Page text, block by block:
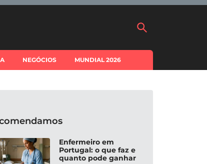
NEGÓCIOS MUNDIAL 2026
Enfermeiro em
Portugal: o que faz e
quanto pode ganhar